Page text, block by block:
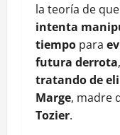
la teoría de que
intenta
tiempo para
futura derrota
tratando de
Marge, madre
Tozier.